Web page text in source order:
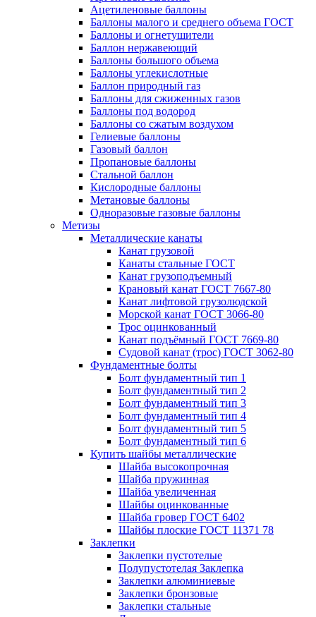
Ацетиленовые баллоны
Баллоны малого и среднего объема ГОСТ
Баллоны и огнетушители
Баллон нержавеющий
Баллоны большого объема
Баллоны углекислотные
Баллон природный газ
Баллоны для сжиженных газов
Баллоны под водород
Баллоны со сжатым воздухом
Гелиевые баллоны
Газовый баллон
Пропановые баллоны
Стальной баллон
Кислородные баллоны
Метановые баллоны
Одноразовые газовые баллоны
Метизы
Металлические канаты
Канат грузовой
Канаты стальные ГОСТ
Канат грузоподъемный
Крановый канат ГОСТ 7667-80
Канат лифтовой грузолюдской
Морской канат ГОСТ 3066-80
Трос оцинкованный
Канат подъёмный ГОСТ 7669-80
Судовой канат (трос) ГОСТ 3062-80
Фундаментные болты
Болт фундаментный тип 1
Болт фундаментный тип 2
Болт фундаментный тип 3
Болт фундаментный тип 4
Болт фундаментный тип 5
Болт фундаментный тип 6
Купить шайбы металлические
Шайба высокопрочная
Шайба пружинная
Шайба увеличенная
Шайбы оцинкованные
Шайба гровер ГОСТ 6402
Шайбы плоские ГОСТ 11371 78
Заклепки
Заклепки пустотелые
Полупустотелая Заклепка
Заклепки алюминиевые
Заклепки бронзовые
Заклепки стальные